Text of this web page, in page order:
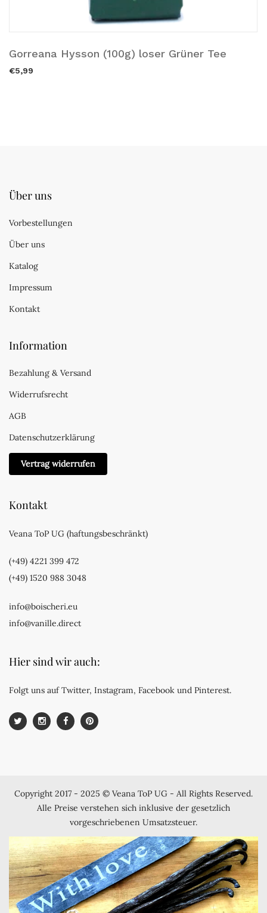
Gorreana Hysson (100g) loser Grüner Tee
€5,99
Über uns
Vorbestellungen
Über uns
Katalog
Impressum
Kontakt
Information
Bezahlung & Versand
Widerrufsrecht
AGB
Datenschutzerklärung
Vertrag widerrufen
Kontakt
Veana ToP UG (haftungsbeschränkt)
(+49) 4221 399 472
(+49) 1520 988 3048
info@boischeri.eu
info@vanille.direct
Hier sind wir auch:
Folgt uns auf Twitter, Instagram, Facebook und Pinterest.
Copyright 2017 - 2025 © Veana ToP UG - All Rights Reserved.
Alle Preise verstehen sich inklusive der gesetzlich
vorgeschriebenen Umsatzsteuer.